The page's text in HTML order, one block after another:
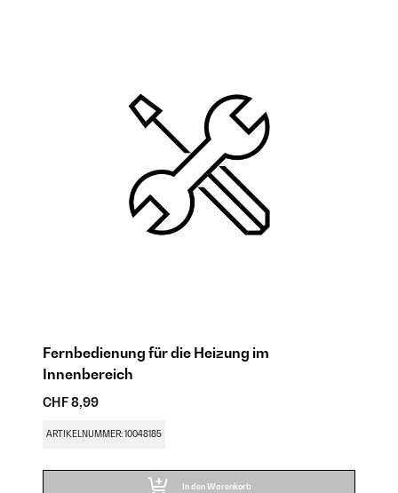
Fernbedienung für die Heizung im
Innenbereich
CHF 8,99
ARTIKELNUMMER: 10048185
In den Warenkorb